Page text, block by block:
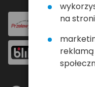
na